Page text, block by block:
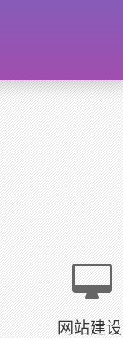
网站建设